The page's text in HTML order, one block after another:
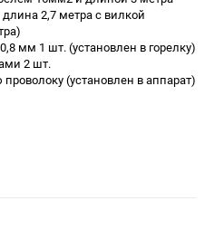
длина 2,7 метра с вилкой
мм 1 шт. (установлен в горелку)
2 шт.
(установлен в аппарат)